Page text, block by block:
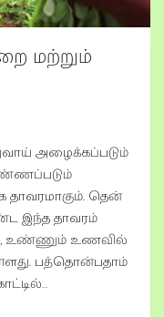
மற்றும்
அழைக்கப்படும்
தென்
இந்த தாவரம்
உண்ணும் உணவில்
பத்தொன்பதாம்